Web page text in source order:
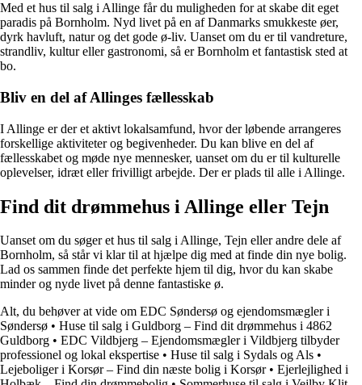
Med et hus til salg i Allinge får du muligheden for at skabe dit eget
paradis på Bornholm. Nyd livet på en af Danmarks smukkeste øer,
dyrk havluft, natur og det gode ø-liv. Uanset om du er til vandreture,
strandliv, kultur eller gastronomi, så er Bornholm et fantastisk sted at
bo.
Bliv en del af Allinges fællesskab
I Allinge er der et aktivt lokalsamfund, hvor der løbende arrangeres
forskellige aktiviteter og begivenheder. Du kan blive en del af
fællesskabet og møde nye mennesker, uanset om du er til kulturelle
oplevelser, idræt eller frivilligt arbejde. Der er plads til alle i Allinge.
Find dit drømmehus i Allinge eller Tejn
Uanset om du søger et hus til salg i Allinge, Tejn eller andre dele af
Bornholm, så står vi klar til at hjælpe dig med at finde din nye bolig.
Lad os sammen finde det perfekte hjem til dig, hvor du kan skabe
minder og nyde livet på denne fantastiske ø.
Alt, du behøver at vide om EDC Søndersø og ejendomsmægler i
Søndersø • Huse til salg i Guldborg – Find dit drømmehus i 4862
Guldborg • EDC Vildbjerg – Ejendomsmægler i Vildbjerg tilbyder
professionel og lokal ekspertise • Huse til salg i Sydals og Als •
Lejeboliger i Korsør – Find din næste bolig i Korsør• Ejerlejlighed i